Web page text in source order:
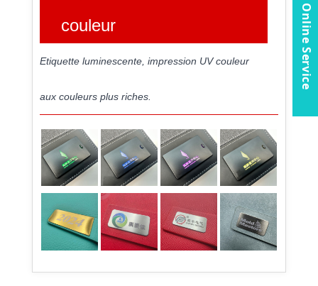
couleur
Etiquette luminescente, impression UV couleur
aux couleurs plus riches.
Online Service